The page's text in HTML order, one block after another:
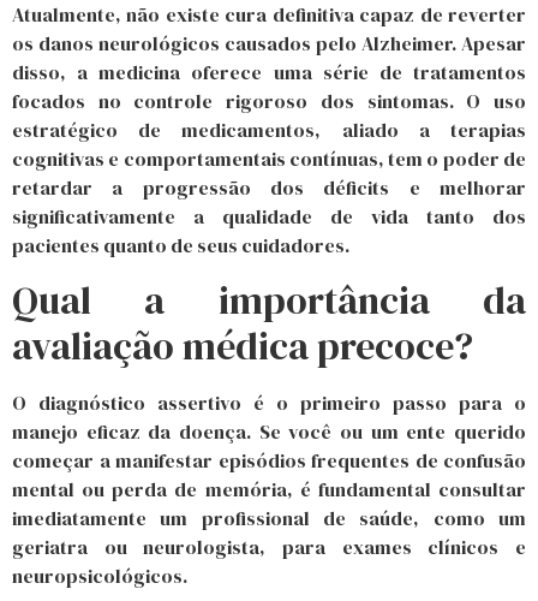
Atualmente, não existe cura definitiva capaz de reverter
os danos neurológicos causados pelo Alzheimer. Apesar
disso, a medicina oferece uma série de tratamentos
focados no controle rigoroso dos sintomas. O uso
estratégico de medicamentos, aliado a terapias
cognitivas e comportamentais contínuas, tem o poder de
retardar a progressão dos déficits e melhorar
significativamente a qualidade de vida tanto dos
pacientes quanto de seus cuidadores.
Qual a importância da
avaliação médica precoce?
O diagnóstico assertivo é o primeiro passo para o
manejo eficaz da doença. Se você ou um ente querido
começar a manifestar episódios frequentes de confusão
mental ou perda de memória, é fundamental consultar
imediatamente um profissional de saúde, como um
geriatra ou neurologista, para exames clínicos e
neuropsicológicos.